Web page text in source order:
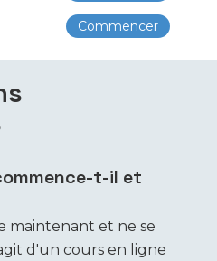
Commencer
t-il et
maintenant et ne se
d'un cours en ligne